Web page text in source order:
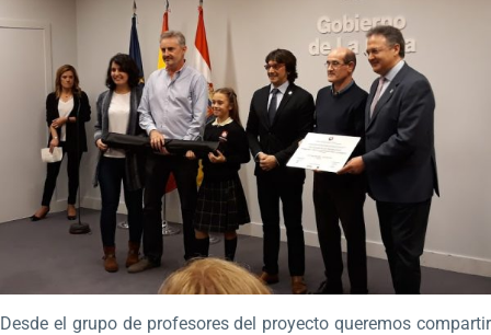
Desde el grupo de profesores del proyecto queremos compartir